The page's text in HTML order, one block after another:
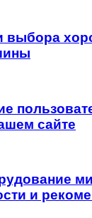
выбора
сайте
и